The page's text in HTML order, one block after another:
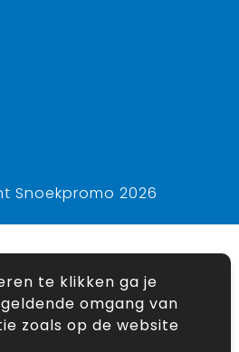
Snoekpromo 2026
te klikken ga je
omgang van
zoals op de website